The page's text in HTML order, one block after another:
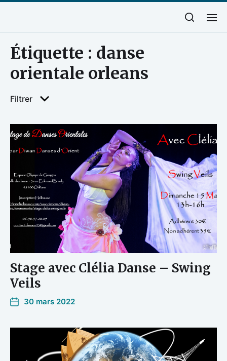
Étiquette : danse
orientale orleans
Filtrer
Stage avec Clélia Danse – Swing
Veils
30 mars 2022